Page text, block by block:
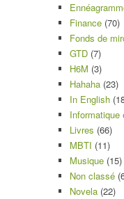
Finance (70)
Fonds de
GTD (7)
H6M (3)
Hahaha (23)
In English
Informatique
Livres (66)
MBTI (11)
Musique (15)
Non classé
Novela (22)